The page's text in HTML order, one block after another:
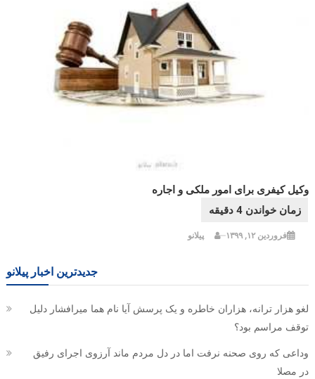
وکیل کیفری برای امور ملکی و اجاره
فروردین ۱۲, ۱۳۹۹ پیلانو
جدیدترین اخبار پیلانو
لغو هزار ترانه، هزاران خاطره و یک پرسش آیا نام هما میرافشار دلیل
توقف مراسم بود؟
وداعی که روی صحنه نرفت اما در دل مردم ماند آرزوی اجرای رفیق
در مصلا